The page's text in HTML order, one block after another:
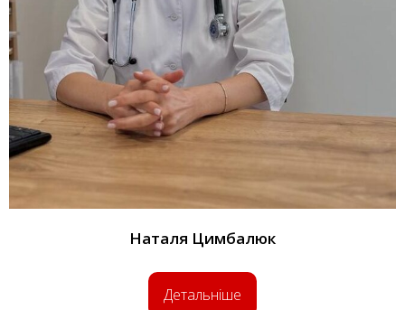
Наталя Цимбалюк
Детальніше